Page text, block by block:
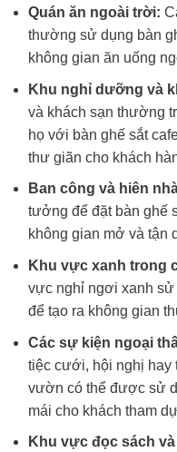
Quán ăn ngoài trời:
thường sử dụng bàn
không gian ăn uống
Khu nghỉ dưỡng và
và khách sạn thường
họ với bàn ghế sắt
thư giãn cho khách
Ban công và hiên
tưởng để đặt bàn ghế
không gian mở và tận
Khu vực xanh trong
vực nghỉ ngơi xanh sử
để tạo ra không gian
Các sự kiện ngoại
tiệc cưới, hội nghị hay
vườn có thể được sử
mái cho khách tham
Khu vực đọc sách